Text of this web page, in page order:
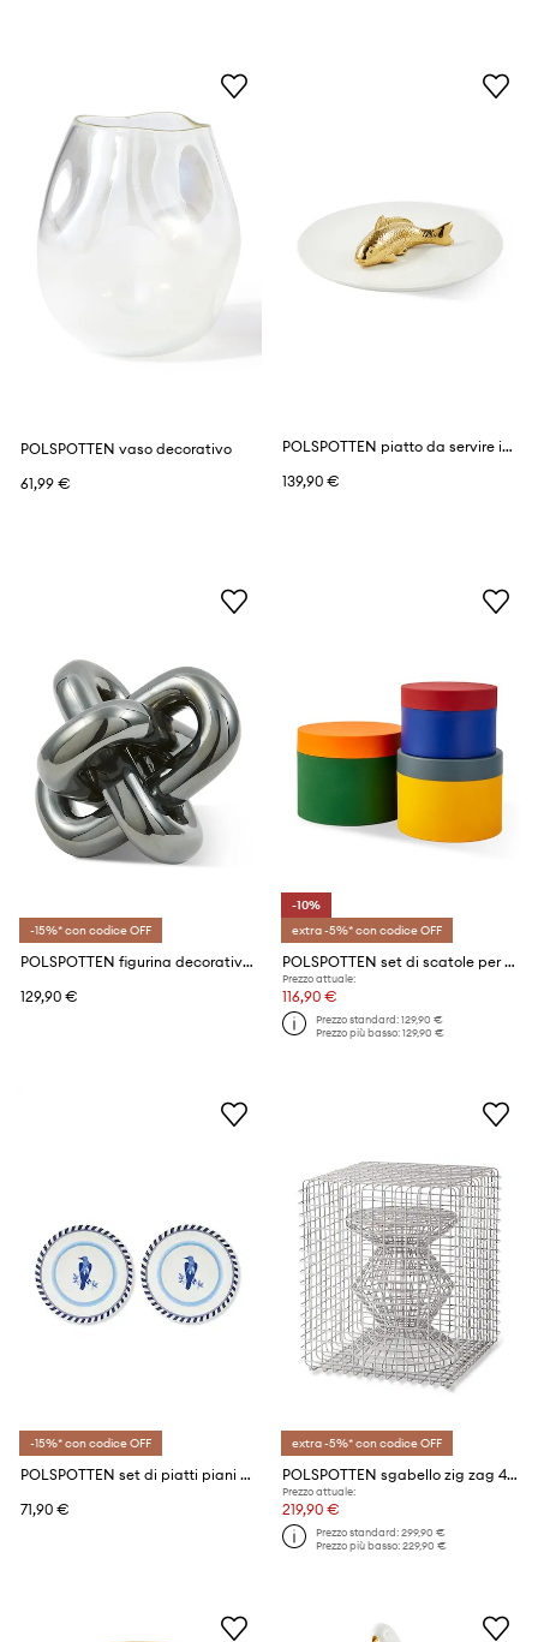
POLSPOTTEN vaso decorativo
61,99 €
POLSPOTTEN piatto da servire in porcellana 40 x 12 cm
139,90 €
-15%* con codice OFF
POLSPOTTEN figurina decorativa in ceramica 26 x 24 x 19 cm
129,90 €
-10%
extra -5%* con codice OFF
POLSPOTTEN set di scatole per organizzare
Prezzo attuale:
116,90 €
Prezzo standard:129,90 €
Prezzo più basso:129,90 €
-15%* con codice OFF
POLSPOTTEN set di piatti piani bird patterned 27 cm pacco da 2
71,90 €
extra -5%* con codice OFF
POLSPOTTEN sgabello zig zag 40 x 40 x 47 cm
Prezzo attuale:
219,90 €
Prezzo standard:299,90 €
Prezzo più basso:229,90 €